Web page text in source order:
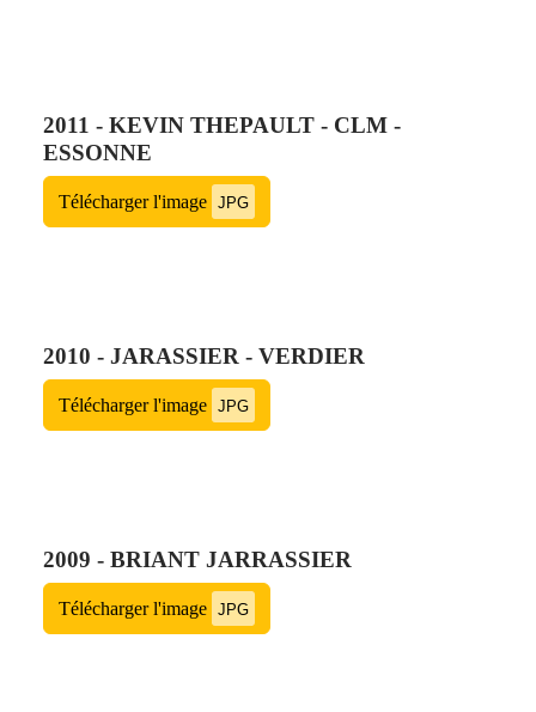
2011 - KEVIN THEPAULT - CLM -
ESSONNE
Télécharger l'image JPG
2010 - JARASSIER - VERDIER
Télécharger l'image JPG
2009 - BRIANT JARRASSIER
Télécharger l'image JPG